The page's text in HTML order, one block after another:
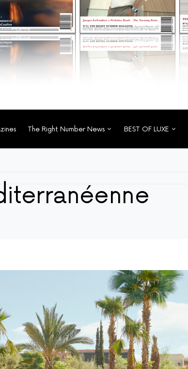
The Right Number News BEST OF LUXE